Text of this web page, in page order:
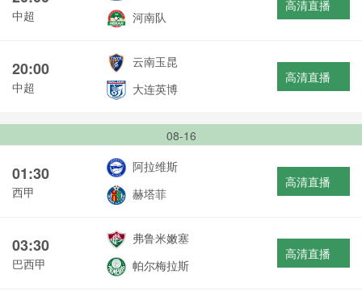
中超
河南队
高清直播
20:00
中超
云南玉昆
大连英博
高清直播
08-16
01:30
西甲
阿拉维斯
赫塔菲
高清直播
03:30
巴西甲
弗鲁米嫩塞
帕尔梅拉斯
高清直播